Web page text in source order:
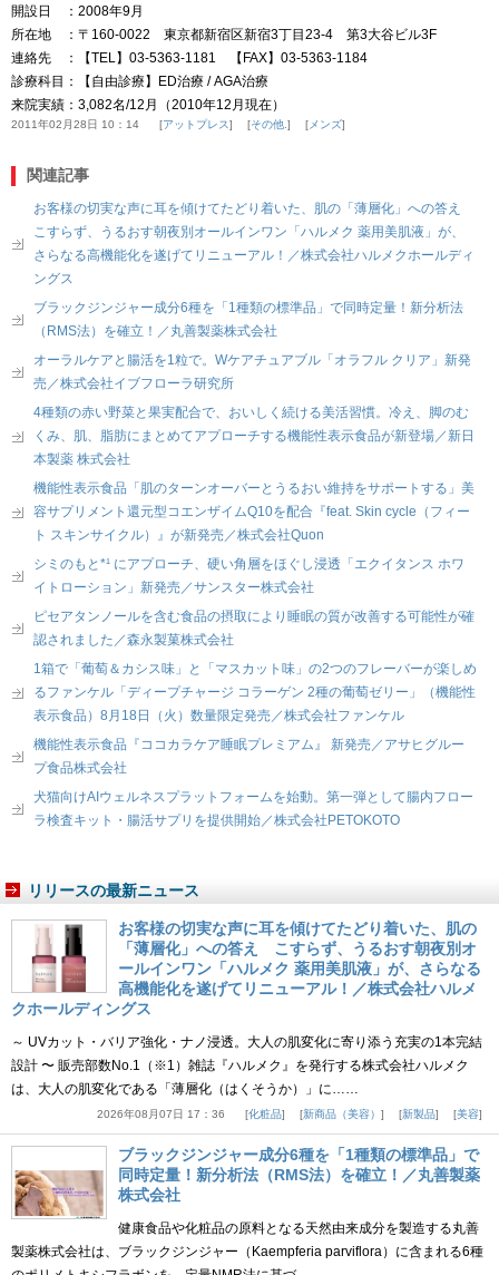
開設日 ：2008年9月
所在地 ：〒160-0022 東京都新宿区新宿3丁目23-4 第3大谷ビル3F
連絡先 ：【TEL】03-5363-1181 【FAX】03-5363-1184
診療科目：【自由診療】ED治療 / AGA治療
来院実績：3,082名/12月（2010年12月現在）
2011年02月28日 10：14 アットプレス その他. メンズ
関連記事
お客様の切実な声に耳を傾けてたどり着いた、肌の「薄層化」への答え
こすらず、うるおす朝夜別オールインワン「ハルメク 薬用美肌液」が、
さらなる高機能化を遂げてリニューアル！／株式会社ハルメクホールディ
ングス
ブラックジンジャー成分6種を「1種類の標準品」で同時定量！新分析法
（RMS法）を確立！／丸善製薬株式会社
オーラルケアと腸活を1粒で。Wケアチュアブル「オラフル クリア」新発
売／株式会社イブフローラ研究所
4種類の赤い野菜と果実配合で、おいしく続ける美活習慣。冷え、脚のむ
くみ、肌、脂肪にまとめてアプローチする機能性表示食品が新登場／新日
本製薬 株式会社
機能性表示食品「肌のターンオーバーとうるおい維持をサポートする」美
容サプリメント還元型コエンザイムQ10を配合『feat. Skin cycle（フィー
ト スキンサイクル）』が新発売／株式会社Quon
シミのもと*¹ にアプローチ、硬い角層をほぐし浸透「エクイタンス ホワ
イトローション」新発売／サンスター株式会社
ピセアタンノールを含む食品の摂取により睡眠の質が改善する可能性が確
認されました／森永製菓株式会社
1箱で「葡萄＆カシス味」と「マスカット味」の2つのフレーバーが楽しめ
るファンケル「ディープチャージ コラーゲン 2種の葡萄ゼリー」（機能性
表示食品）8月18日（火）数量限定発売／株式会社ファンケル
機能性表示食品『ココカラケア睡眠プレミアム』 新発売／アサヒグルー
プ食品株式会社
犬猫向けAIウェルネスプラットフォームを始動。第一弾として腸内フロー
ラ検査キット・腸活サプリを提供開始／株式会社PETOKOTO
リリースの最新ニュース
お客様の切実な声に耳を傾けてたどり着いた、肌の
「薄層化」への答え こすらず、うるおす朝夜別オ
ールインワン「ハルメク 薬用美肌液」が、さらなる
高機能化を遂げてリニューアル！／株式会社ハルメ
クホールディングス
～ UVカット・バリア強化・ナノ浸透。大人の肌変化に寄り添う充実の1本完結
設計 〜 販売部数No.1（※1）雑誌『ハルメク』を発行する株式会社ハルメク
は、大人の肌変化である「薄層化（はくそうか）」に……
2026年08月07日 17：36 化粧品 新商品（美容） 新製品 美容
ブラックジンジャー成分6種を「1種類の標準品」で
同時定量！新分析法（RMS法）を確立！／丸善製薬
株式会社
健康食品や化粧品の原料となる天然由来成分を製造する丸善
製薬株式会社は、ブラックジンジャー（Kaempferia parviflora）に含まれる6種